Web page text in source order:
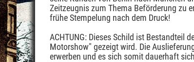
Zeitzeugnis zum Thema Beförderung zu
frühe Stempelung nach dem Druck!
ACHTUNG: Dieses Schild ist Bestandteil
Motorshow" gezeigt wird. Die
erwerben und es sich somit dauerhaft